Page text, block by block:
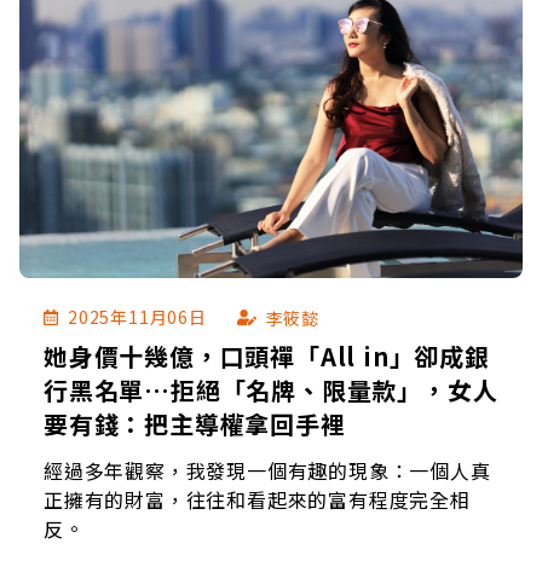
2025年11月06日 李筱懿
她身價十幾億，口頭禪「All in」卻成銀
行黑名單…拒絕「名牌、限量款」，女人
要有錢：把主導權拿回手裡
經過多年觀察，我發現一個有趣的現象：一個人真
正擁有的財富，往往和看起來的富有程度完全相
反。